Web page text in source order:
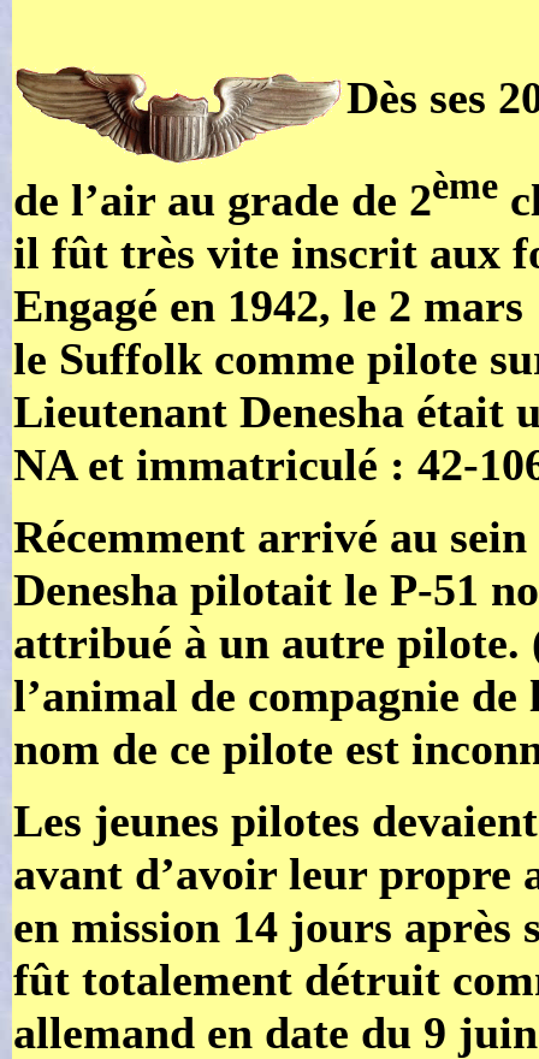
Dès ses
de l’air au grade de 2ème
il fût très vite inscrit aux
Engagé en 1942, le 2
le Suffolk comme pilote
Lieutenant Denesha était
NA et immatriculé : 42-
Récemment arrivé au
Denesha pilotait le P-51
attribué à un autre
l’animal de compagnie
nom de ce pilote est
Les jeunes pilotes
avant d’avoir leur propre
en mission 14 jours après
fût totalement détruit
allemand en date du 9